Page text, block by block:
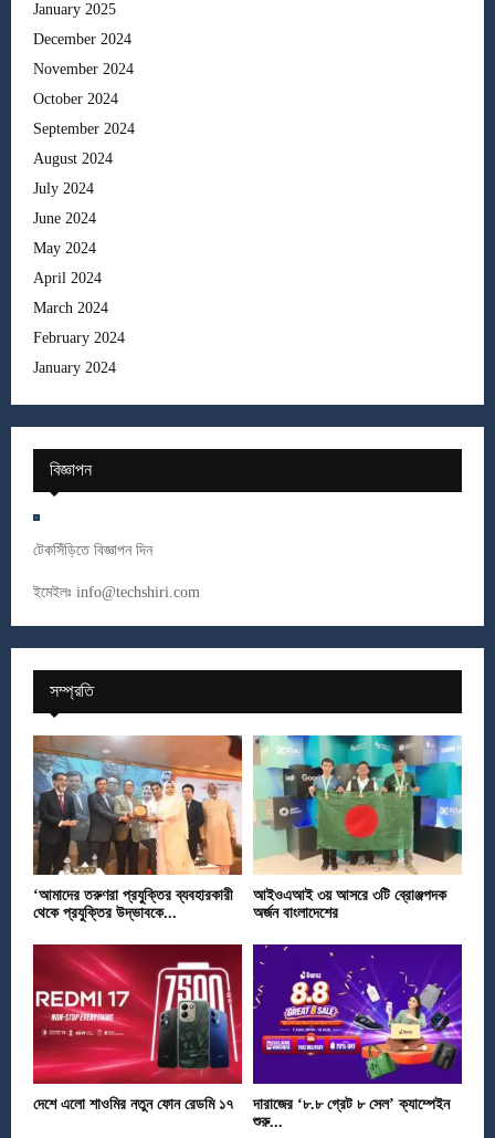
January 2025
December 2024
November 2024
October 2024
September 2024
August 2024
July 2024
June 2024
May 2024
April 2024
March 2024
February 2024
January 2024
বিজ্ঞাপন
টেকসিঁড়িতে বিজ্ঞাপন দিন
ইমেইলঃ info@techshiri.com
সম্প্রতি
‘আমাদের তরুণরা প্রযুক্তির ব্যবহারকারী
থেকে প্রযুক্তির উদ্ভাবকে...
আইওএআই ৩য় আসরে ৩টি ব্রোঞ্জপদক
অর্জন বাংলাদেশের
দেশে এলো শাওমির নতুন ফোন রেডমি ১৭
দারাজের ‘৮.৮ গ্রেট ৮ সেল’ ক্যাম্পেইন
শুরু...